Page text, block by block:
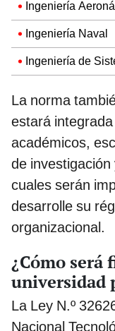
Ingeniería
Ingeniería Naval
Ingeniería de
La norma
estará
académicos,
de
cuales serán
desarrolle su
organizacional.
¿Cómo será
universidad
La Ley N.º
Nacional